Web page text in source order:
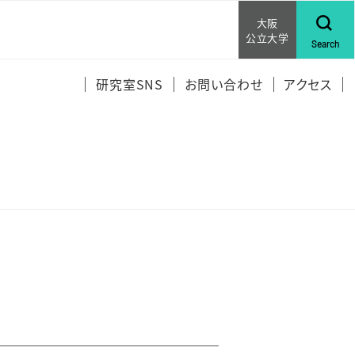
大阪
公立大学
Search
研究室SNS お問い合わせ アクセス